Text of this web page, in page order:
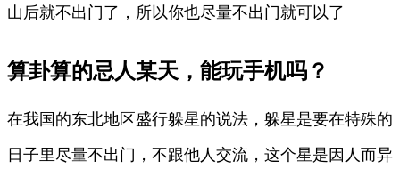
山后就不出门了，所以你也尽量不出门就可以了
算卦算的忌人某天，能玩手机吗？
在我国的东北地区盛行躲星的说法，躲星是要在特殊的
日子里尽量不出门，不跟他人交流，这个星是因人而异